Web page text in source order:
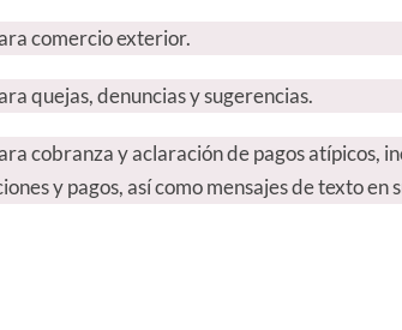
comercio exterior.
quejas, denuncias y sugerencias.
cobranza y aclaración de pagos atípicos,
y pagos, así como mensajes de texto en